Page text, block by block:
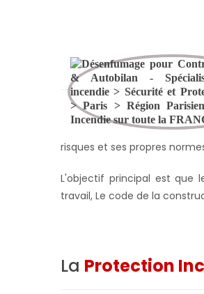
risques et ses propres
L'objectif principal est que
travail, Le code de la
La Protection